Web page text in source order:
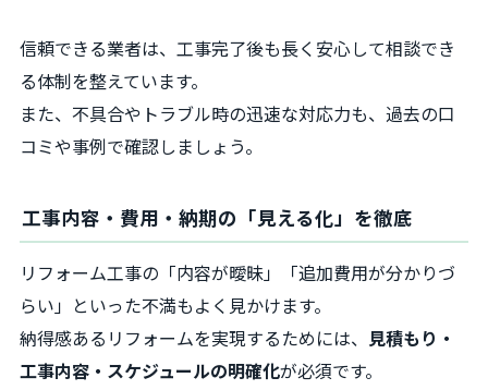
信頼できる業者は、工事完了後も長く安心して相談でき
る体制を整えています。
また、不具合やトラブル時の迅速な対応力も、過去の口
コミや事例で確認しましょう。
工事内容・費用・納期の「見える化」を徹底
リフォーム工事の「内容が曖昧」「追加費用が分かりづ
らい」といった不満もよく見かけます。
納得感あるリフォームを実現するためには、 見積もり・
工事内容・スケジュールの明確化が必須です。